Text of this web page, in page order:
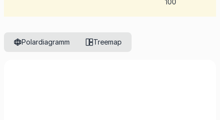
100
Polardiagramm Treemap